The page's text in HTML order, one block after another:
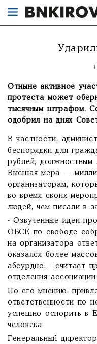
Отныне активное
протеста может
тысячным штрафом.
одобрил на днях
В частности,
беспорядки для
рублей, должностным
Высшая мера —
организаторам,
во время своих
людей, чем писали в
- Озвученные идеи
ОБСЕ по свободе
на организатора
оказался более
абсурдно, - считает
отделения
По его мнению,
ответственности по
успешно оспорить в
человека.
Генеральный